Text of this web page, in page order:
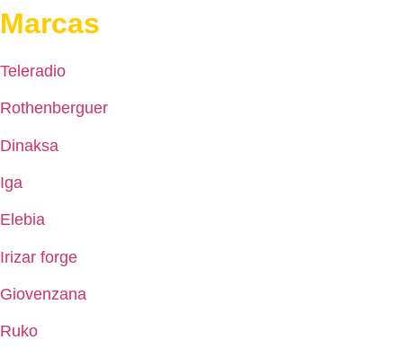
Marcas
Teleradio
Rothenberguer
Dinaksa
Iga
Elebia
Irizar forge
Giovenzana
Ruko